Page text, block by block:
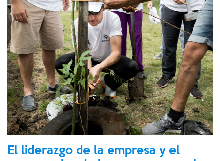
El liderazgo de la empresa y el